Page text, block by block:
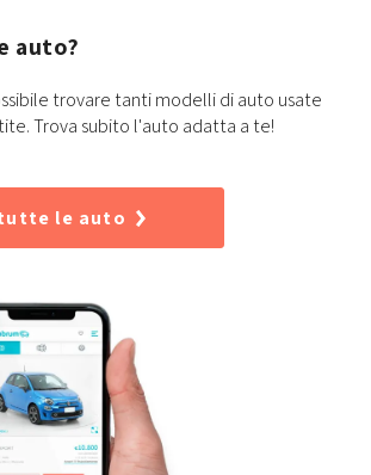
auto?
trovare tanti modelli di auto usate
Trova subito l'auto adatta a te!
le auto